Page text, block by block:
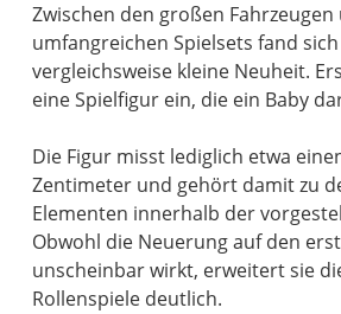
Zwischen den großen Fahrzeugen
umfangreichen Spielsets fand
vergleichsweise kleine Neuheit.
eine Spielfigur ein, die ein Baby
Die Figur misst lediglich etwa
Zentimeter und gehört damit zu
Elementen innerhalb der
Obwohl die Neuerung auf den
unscheinbar wirkt, erweitert sie
Rollenspiele deutlich.